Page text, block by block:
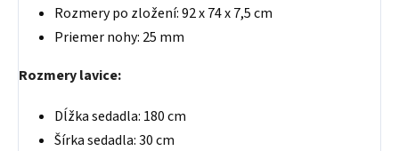
Rozmery po zložení: 92 x 74 x 7,5 cm
Priemer nohy: 25 mm
Rozmery lavice:
Dĺžka sedadla: 180 cm
Šírka sedadla: 30 cm